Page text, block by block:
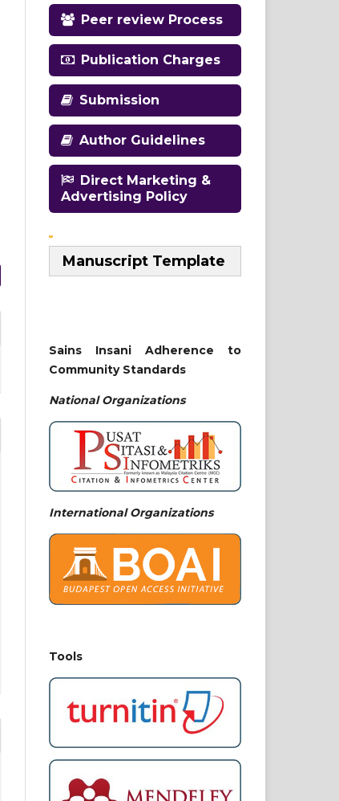
Peer review Process
Publication Charges
Submission
Author Guidelines
Direct Marketing &
Advertising Policy
Manuscript Template
Sains Insani Adherence to
Community Standards
National Organizations
International Organizations
Tools